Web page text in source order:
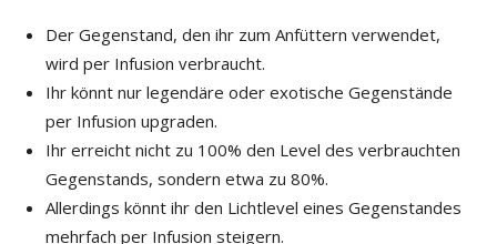
Der Gegenstand, den ihr zum Anfüttern verwendet,
wird per Infusion verbraucht.
Ihr könnt nur legendäre oder exotische Gegenstände
per Infusion upgraden.
Ihr erreicht nicht zu 100% den Level des verbrauchten
Gegenstands, sondern etwa zu 80%.
Allerdings könnt ihr den Lichtlevel eines Gegenstandes
mehrfach per Infusion steigern.